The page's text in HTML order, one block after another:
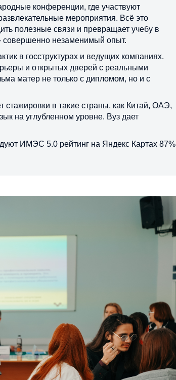
конференции, где участвуют
мероприятия. Всё это
полезные связи и превращает учебу в
совершенно незаменимый опыт.
в госструктурах и ведущих компаниях.
и открытых дверей с реальными
матер не только с дипломом, но и с
стажировки в такие страны, как Китай, ОАЭ,
на углубленном уровне. Вуз дает
ИМЭС 5.0 рейтинг на Яндекс Картах 87%